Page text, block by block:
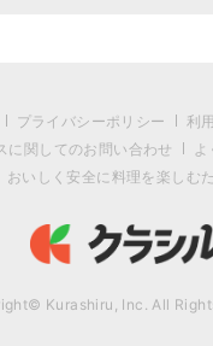
プライバシーポリシー 利
に関してのお問い合わせ
おいしく安全に料理を楽しむ
Kurashiru, Inc. All